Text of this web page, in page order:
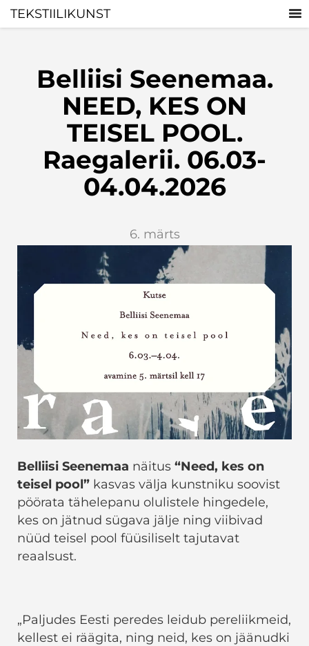
TEKSTIILIKUNST
Belliisi Seenemaa.
NEED, KES ON
TEISEL POOL.
Raegalerii. 06.03-
04.04.2026
6. märts
Belliisi Seenemaa näitus “Need, kes on
teisel pool” kasvas välja kunstniku soovist
pöörata tähelepanu olulistele hingedele,
kes on jätnud sügava jälje ning viibivad
nüüd teisel pool füüsiliselt tajutavat
reaalsust.
„Paljudes Eesti peredes leidub pereliikmeid,
kellest ei räägita, ning neid, kes on jäänudki